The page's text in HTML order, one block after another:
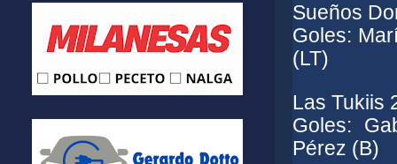
Sueños
Goles:
(LT)
Las Tukiis
Goles:
Pérez (B)